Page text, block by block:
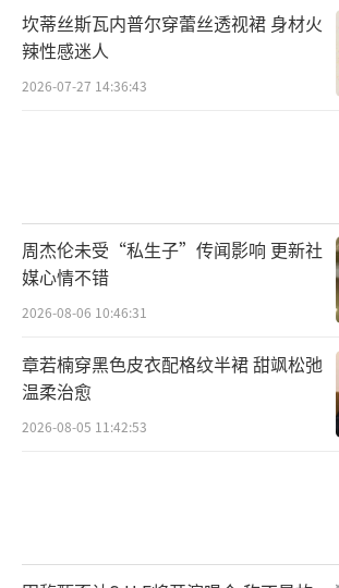
七年前，张艺兴曾与成龙
夫瑜伽》，而本次《传说》将通
术还原出27岁的成龙，得以
了！” 。而未来将在大银幕上
果，也令每位主创都期待不已
年轻的自己是什么心情？成龙
《咏苍髯》表达自己的感受：“
间，年华老去向谁言。春风若
许我再少年。”并坦言年轻当然
须会老这个是改变不了的事实
坎蒂丝斯瓦内普尔穿蕾丝透视裙 身材火
辣性感迷人
2026-07-27 14:36:43
周杰伦未受“私生子”传闻影响 更新社
媒心情不错
2026-08-06 10:46:31
章若楠穿黑色皮衣配格纹半裙 甜飒松弛
温柔治愈
2026-08-05 11:42:53